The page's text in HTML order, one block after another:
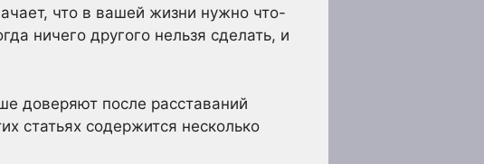
что в вашей жизни нужно что-
ничего другого нельзя сделать, и
доверяют после расставаний
статьях содержится несколько